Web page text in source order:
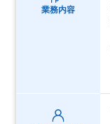
業務内容